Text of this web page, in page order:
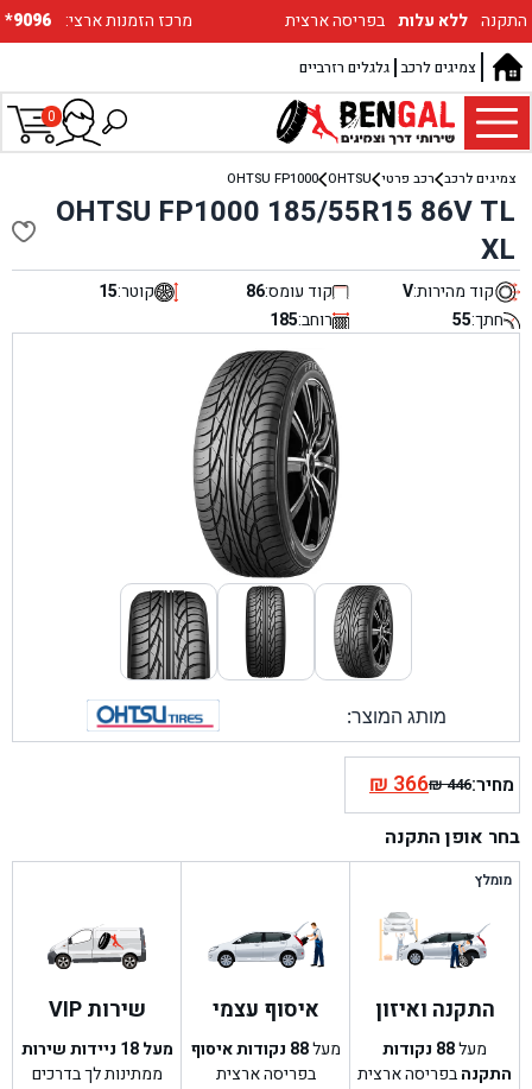
*9096 :מרכז הזמנות ארצי התקנה ללא עלות בפריסה ארצית
גלגלים רזרביים צמיגים לרכב
0
צמיגים לרכב רכב פרטי OHTSU
OHTSU FP1000
OHTSU FP1000 185/55R15 86V TL
XL
קוד מהירות:V קוד עומס:86 קוטר:15
חתך:55 רוחב:185
מותג המוצר:
מחיר: ₪446
המחיר
המקורי
היה:
₪366המחיר
הנוכחי
הוא:
בחר אופן התקנה
מומלץ
התקנה ואיזון
מעל88 נקודות
התקנהבפריסה ארצית
איסוף עצמי
מעל88 נקודות איסוף
בפריסה ארצית
שירות VIP
מעל 18 ניידות שירות
ממתינות לך בדרכים